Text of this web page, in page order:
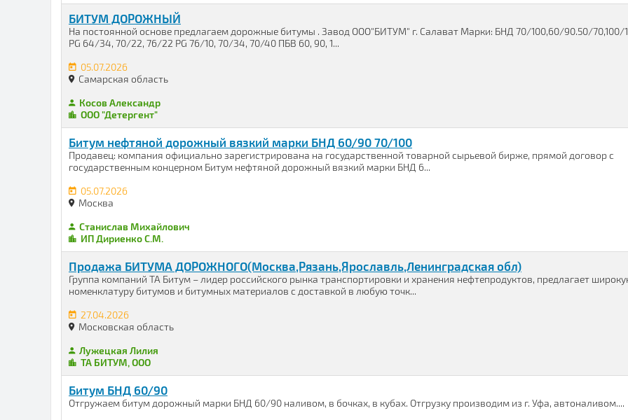
БИТУМ ДОРОЖНЫЙ
На постоянной основе предлагаем дорожные битумы . Завод ООО"БИТУМ" г. Салават Марки: БНД 70/100,60/90.50/70,100/
PG 64/34, 70/22, 76/22 PG 76/10, 70/34, 70/40 ПБВ 60, 90, 1...
05.07.2026
Самарская область
Косов Александр
ООО "Детергент"
Битум нефтяной дорожный вязкий марки БНД 60/90 70/100
Продавец: компания официально зарегистрирована на государственной товарной сырьевой бирже, прямой договор с
государственным концерном Битум нефтяной дорожный вязкий марки БНД 6...
05.07.2026
Москва
Станислав Михайлович
ИП Дириенко С.М.
Продажа БИТУМА ДОРОЖНОГО(Москва,Рязань,Ярославль,Ленинградская обл)
Группа компаний ТА Битум – лидер российского рынка транспортировки и хранения нефтепродуктов, предлагает
номенклатуру битумов и битумных материалов с доставкой в любую точк...
27.04.2026
Московская область
Лужецкая Лилия
ТА БИТУМ, ООО
Битум БНД 60/90
Отгружаем битум дорожный марки БНД 60/90 наливом, в бочках, в кубах. Отгрузку производим из г. Уфа, автоналивом....